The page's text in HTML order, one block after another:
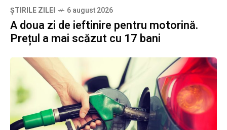
ȘTIRILE ZILEI 6 august 2026
A doua zi de ieftinire pentru motorină.
Prețul a mai scăzut cu 17 bani